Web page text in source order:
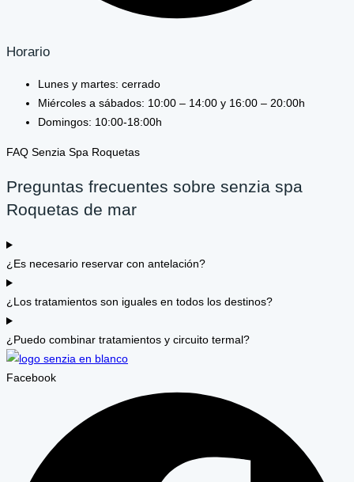
Horario
Lunes y martes: cerrado
Miércoles a sábados: 10:00 – 14:00 y 16:00 – 20:00h
Domingos: 10:00-18:00h
FAQ Senzia Spa Roquetas
Preguntas frecuentes sobre senzia spa
Roquetas de mar
¿Es necesario reservar con antelación?
¿Los tratamientos son iguales en todos los destinos?
¿Puedo combinar tratamientos y circuito termal?
Facebook